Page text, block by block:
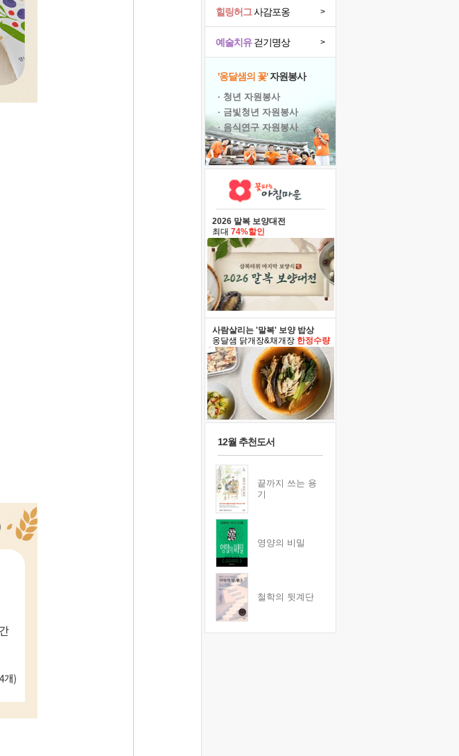
예술치유걷기명상 >
힐링허그사감포옹 >
'옹달샘의 꽃'자원봉사
· 청년 자원봉사
· 금빛청년 자원봉사
· 음식연구 자원봉사
2026 말복 보양대전
최대 74%할인
사람살리는 '말복' 보양 밥상
옹달샘 닭개장&채개장 한정수량
12월 추천도서
끝까지 쓰는 용
기
영양의 비밀
철학의 뒷계단